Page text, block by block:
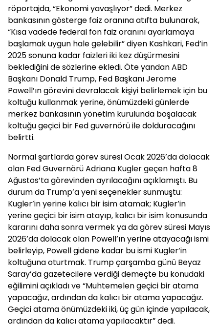
röportajda, “Ekonomi yavaşlıyor” dedi. Merkez
bankasının gösterge faiz oranına atıfta bulunarak,
“Kısa vadede federal fon faiz oranını ayarlamaya
başlamak uygun hale gelebilir” diyen Kashkari, Fed’in
2025 sonuna kadar faizleri iki kez düşürmesini
beklediğini de sözlerine ekledi. Öte yandan ABD
Başkanı Donald Trump, Fed Başkanı Jerome
Powell’ın görevini devralacak kişiyi belirlemek için bu
koltuğu kullanmak yerine, önümüzdeki günlerde
merkez bankasının yönetim kurulunda boşalacak
koltuğu geçici bir Fed guvernörü ile dolduracağını
belirtti.
Normal şartlarda görev süresi Ocak 2026’da dolacak
olan Fed Guvernörü Adriana Kugler geçen hafta 8
Ağustos’ta görevinden ayrılacağını açıklamıştı. Bu
durum da Trump’a yeni seçenekler sunmuştu:
Kugler’in yerine kalıcı bir isim atamak; Kugler’in
yerine geçici bir isim atayıp, kalıcı bir isim konusunda
kararını daha sonra vermek ya da görev süresi Mayıs
2026’da dolacak olan Powell’ın yerine atayacağı ismi
belirleyip, Powell gidene kadar bu ismi Kugler’in
koltuğuna oturtmak. Trump çarşamba günü Beyaz
Saray’da gazetecilere verdiği demeçte bu konudaki
eğilimini açıkladı ve “Muhtemelen geçici bir atama
yapacağız, ardından da kalıcı bir atama yapacağız.
Geçici atama önümüzdeki iki, üç gün içinde yapılacak,
ardından da kalıcı atama yapılacaktır” dedi.